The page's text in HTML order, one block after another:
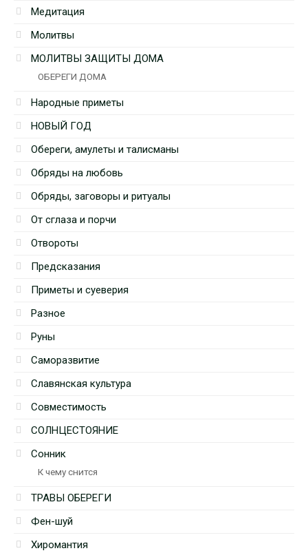
Медитация
Молитвы
МОЛИТВЫ ЗАЩИТЫ ДОМА
ОБЕРЕГИ ДОМА
Народные приметы
НОВЫЙ ГОД
Обереги, амулеты и талисманы
Обряды на любовь
Обряды, заговоры и ритуалы
От сглаза и порчи
Отвороты
Предсказания
Приметы и суеверия
Разное
Руны
Саморазвитие
Славянская культура
Совместимость
СОЛНЦЕСТОЯНИЕ
Сонник
К чему снится
ТРАВЫ ОБЕРЕГИ
Фен-шуй
Хиромантия